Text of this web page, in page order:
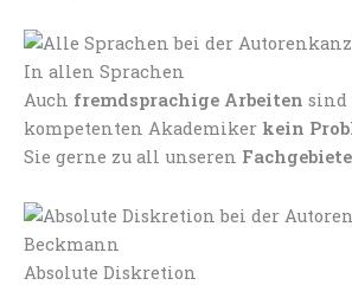
In allen Sprachen
Auch fremdsprachige Arbeiten sind
kompetenten Akademiker kein
Sie gerne zu all unseren
Absolute Diskretion